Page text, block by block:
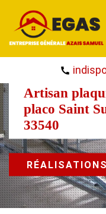
Artisan
placo Saint
33540
RÉALISATIONS